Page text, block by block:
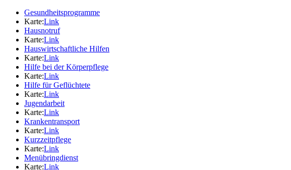
Gesundheitsprogramme
Karte:Link
Hausnotruf
Karte:Link
Hauswirtschaftliche Hilfen
Karte:Link
Hilfe bei der Körperpflege
Karte:Link
Hilfe für Geflüchtete
Karte:Link
Jugendarbeit
Karte:Link
Krankentransport
Karte:Link
Kurzzeitpflege
Karte:Link
Menübringdienst
Karte:Link